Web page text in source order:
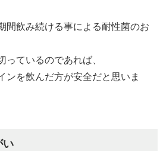
間飲み続ける事による耐性菌のお
っているのであれば、
ンを飲んだ方が安全だと思いま
い